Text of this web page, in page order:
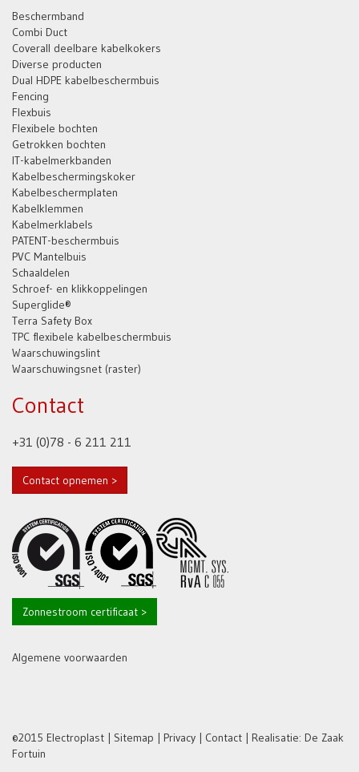
Beschermband
Combi Duct
Coverall deelbare kabelkokers
Diverse producten
Dual HDPE kabelbeschermbuis
Fencing
Flexbuis
Flexibele bochten
Getrokken bochten
IT-kabelmerkbanden
Kabelbeschermingskoker
Kabelbeschermplaten
Kabelklemmen
Kabelmerklabels
PATENT-beschermbuis
PVC Mantelbuis
Schaaldelen
Schroef- en klikkoppelingen
Superglide®
Terra Safety Box
TPC flexibele kabelbeschermbuis
Waarschuwingslint
Waarschuwingsnet (raster)
Contact
+31 (0)78 - 6 211 211
Contact opnemen >
Zonnestroom certificaat >
Algemene voorwaarden
©2015 Electroplast | Sitemap | Privacy | Contact | Realisatie: De Zaak
Fortuin